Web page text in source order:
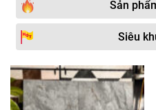
Sản
Siêu